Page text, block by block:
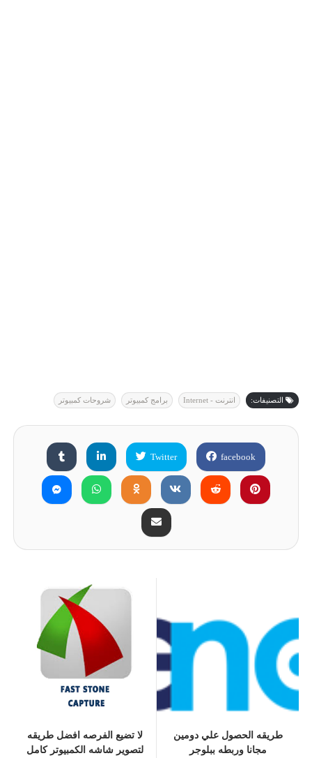
التصنيفات: انترنت - Internet برامج كمبيوتر شروحات كمبيوتر
facebook
Twitter
طريقه الحصول علي دومين
مجانا وربطه ببلوجر
لا تضيع الفرصه افضل طريقه
لتصوير شاشه الكمبيوتر كامل